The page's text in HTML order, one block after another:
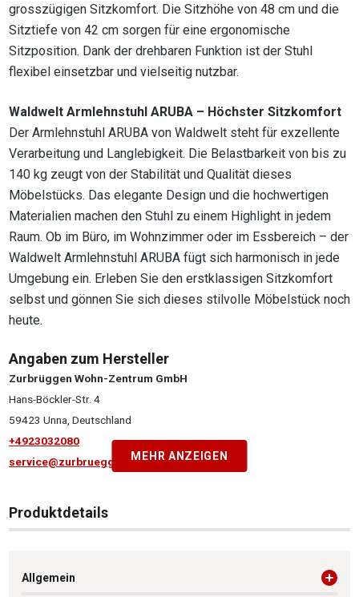
grosszügigen Sitzkomfort. Die Sitzhöhe von 48 cm und die
Sitztiefe von 42 cm sorgen für eine ergonomische
Sitzposition. Dank der drehbaren Funktion ist der Stuhl
flexibel einsetzbar und vielseitig nutzbar.
Waldwelt Armlehnstuhl ARUBA – Höchster Sitzkomfort
Der Armlehnstuhl ARUBA von Waldwelt steht für exzellente
Verarbeitung und Langlebigkeit. Die Belastbarkeit von bis zu
140 kg zeugt von der Stabilität und Qualität dieses
Möbelstücks. Das elegante Design und die hochwertigen
Materialien machen den Stuhl zu einem Highlight in jedem
Raum. Ob im Büro, im Wohnzimmer oder im Essbereich – der
Waldwelt Armlehnstuhl ARUBA fügt sich harmonisch in jede
Umgebung ein. Erleben Sie den erstklassigen Sitzkomfort
selbst und gönnen Sie sich dieses stilvolle Möbelstück noch
heute.
Angaben zum Hersteller
Zurbrüggen Wohn-Zentrum GmbH
Hans-Böckler-Str. 4
59423 Unna, Deutschland
+4923032080
service@zurbrueggen.deMEHR ANZEIGEN
Produktdetails
Allgemein